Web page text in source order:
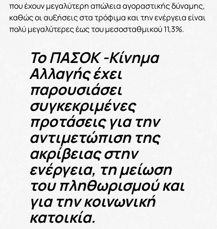
που έχουν μεγαλύτερη απώλεια αγοραστικής δύναμης,
καθώς οι αυξήσεις στα τρόφιμα και την ενέργεια είναι
πολύ μεγαλύτερες έως του μεσοσταθμικού 11,3%.
Το ΠΑΣΟΚ -Κίνημα
Αλλαγής έχει
παρουσιάσει
συγκεκριμένες
προτάσεις για την
αντιμετώπιση της
ακρίβειας στην
ενέργεια, τη μείωση
του πληθωρισμού και
για την κοινωνική
κατοικία.